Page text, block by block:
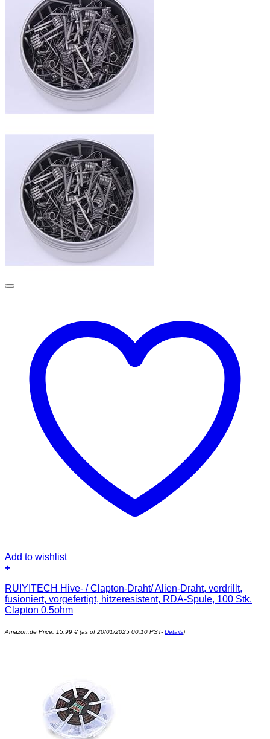
Add to wishlist
+
RUIYITECH Hive- / Clapton-Draht/ Alien-Draht, verdrillt,
fusioniert, vorgefertigt, hitzeresistent, RDA-Spule, 100 Stk.
Clapton 0.5ohm
Amazon.de Price: 15,99 € (as of 20/01/2025 00:10 PST- Details)